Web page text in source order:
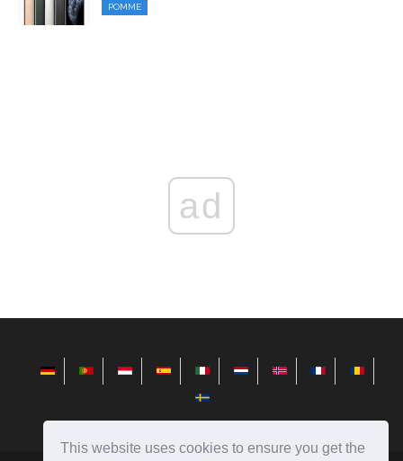
This website uses cookies to ensure you get the
POMME
ad